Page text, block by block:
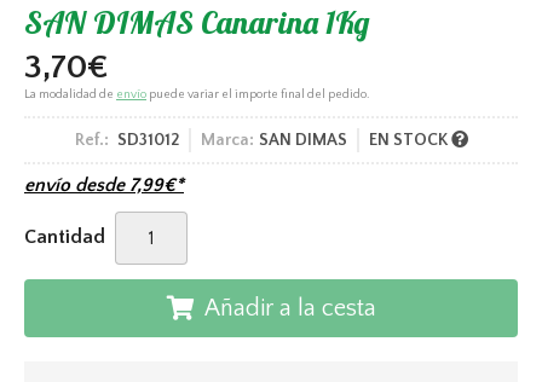
SAN DIMAS Canarina 1Kg
3,70€
La modalidad de envío puede variar el importe final del pedido.
Ref.: SD31012 Marca: SAN DIMAS EN STOCK
envío desde 7,99€*
Cantidad
Añadir a la cesta